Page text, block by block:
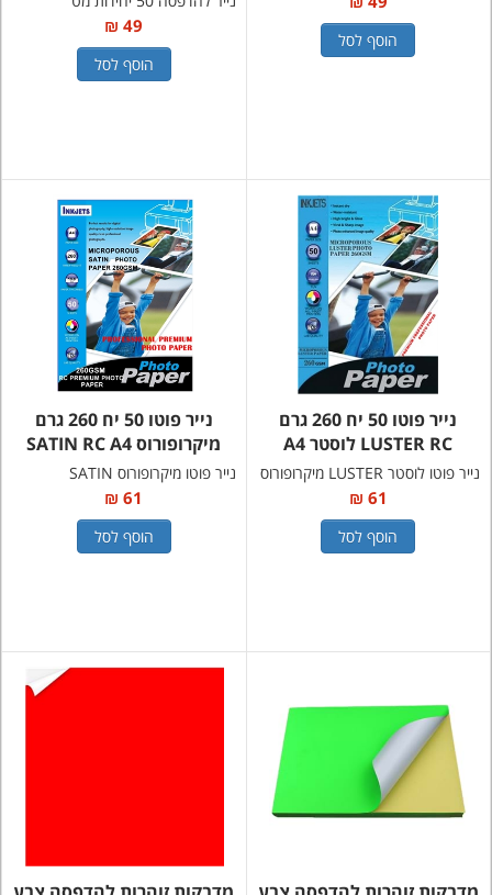
הוסף לסל
49 ₪
הוסף לסל
נייר פוטו 50 יח 260 גרם
LUSTER RC לוסטר A4
נייר פוטו לוסטר LUSTER מיקרופורוס
61 ₪
הוסף לסל
נייר פוטו 50 יח 260 גרם
מיקרופורוס SATIN RC A4
נייר פוטו מיקרופורוס SATIN
61 ₪
הוסף לסל